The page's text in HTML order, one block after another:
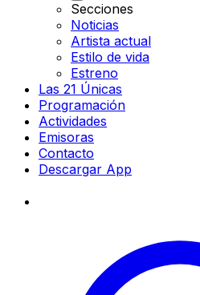
Secciones
Noticias
Artista actual
Estilo de vida
Estreno
Las 21 Únicas
Programación
Actividades
Emisoras
Contacto
Descargar App